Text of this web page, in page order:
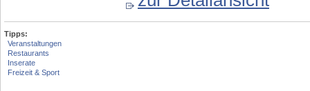
Tipps:
Veranstaltungen
Restaurants
Inserate
Freizeit & Sport